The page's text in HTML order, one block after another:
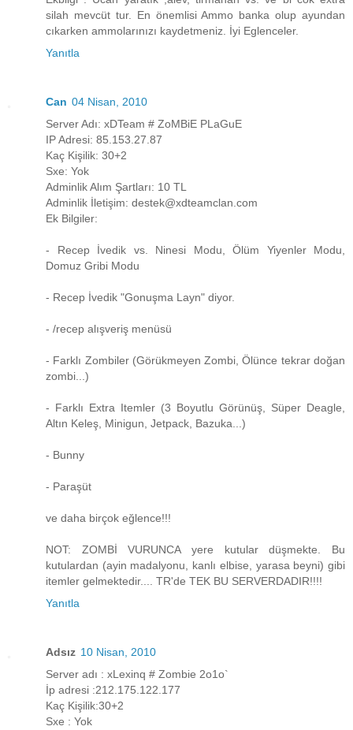
silah mevcüt tur. En önemlisi Ammo banka olup ayundan
cıkarken ammolarınızı kaydetmeniz. İyi Eglenceler.
Yanıtla
Can 04 Nisan, 2010
Server Adı: xDTeam # ZoMBiE PLaGuE
IP Adresi: 85.153.27.87
Kaç Kişilik: 30+2
Sxe: Yok
Adminlik Alım Şartları: 10 TL
Adminlik İletişim: destek@xdteamclan.com
Ek Bilgiler:
- Recep İvedik vs. Ninesi Modu, Ölüm Yiyenler Modu,
Domuz Gribi Modu
- Recep İvedik "Gonuşma Layn" diyor.
- /recep alışveriş menüsü
- Farklı Zombiler (Görükmeyen Zombi, Ölünce tekrar doğan
zombi...)
- Farklı Extra Itemler (3 Boyutlu Görünüş, Süper Deagle,
Altın Keleş, Minigun, Jetpack, Bazuka...)
- Bunny
- Paraşüt
ve daha birçok eğlence!!!
NOT: ZOMBİ VURUNCA yere kutular düşmekte. Bu
kutulardan (ayin madalyonu, kanlı elbise, yarasa beyni) gibi
itemler gelmektedir.... TR'de TEK BU SERVERDADIR!!!!
Yanıtla
Adsız 10 Nisan, 2010
Server adı : xLexinq # Zombie 2o1o`
İp adresi :212.175.122.177
Kaç Kişilik:30+2
Sxe : Yok